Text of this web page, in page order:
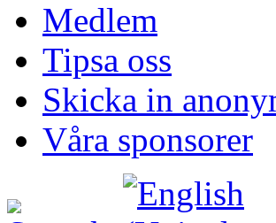
Medlem
Tipsa oss
Skicka in
Våra sponsorer